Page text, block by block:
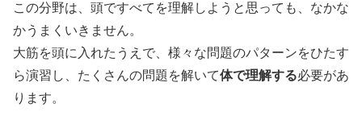
この分野は、頭ですべてを理解しようと思っても、なかな
かうまくいきません。
大筋を頭に入れたうえで、様々な問題のパターンをひたす
ら演習し、たくさんの問題を解いて体で理解する必要があ
ります。